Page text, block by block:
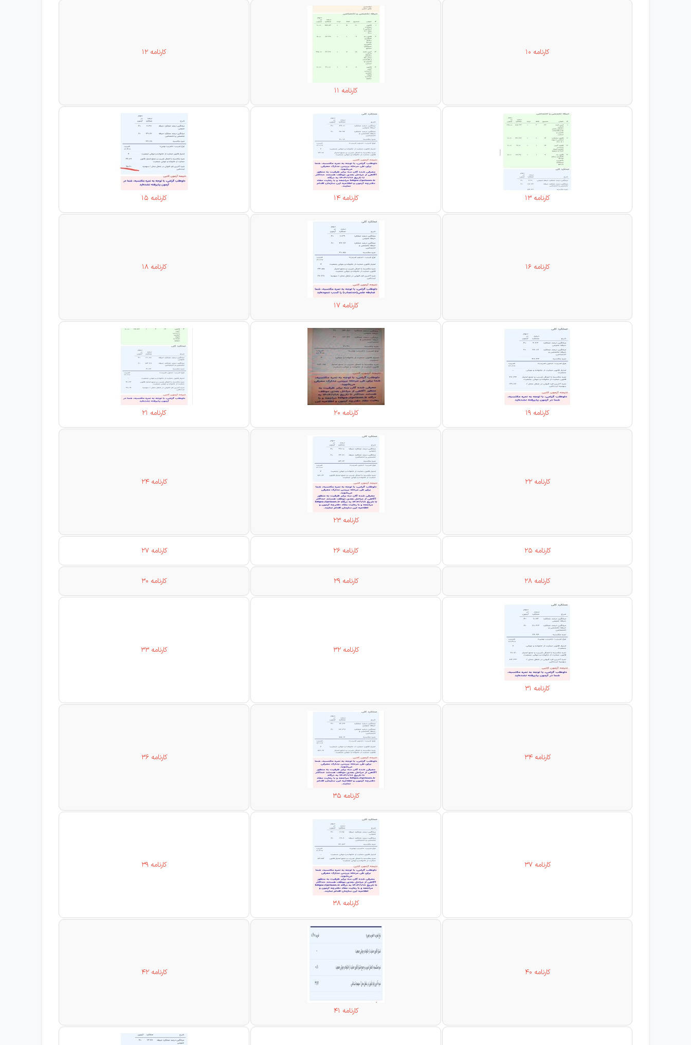
کارنامه 10
کارنامه 11
کارنامه 12
کارنامه 13 کارنامه 14 کارنامه 15
کارنامه 16
کارنامه 17
کارنامه 18
کارنامه 19 کارنامه 20 کارنامه 21
کارنامه 22
کارنامه 23
کارنامه 24
کارنامه 25 کارنامه 26 کارنامه 27
کارنامه 28 کارنامه 29 کارنامه 30
کارنامه 31
کارنامه 32 کارنامه 33
کارنامه 34
کارنامه 35
کارنامه 36
کارنامه 37
کارنامه 38
کارنامه 39
کارنامه 40
کارنامه 41
کارنامه 42